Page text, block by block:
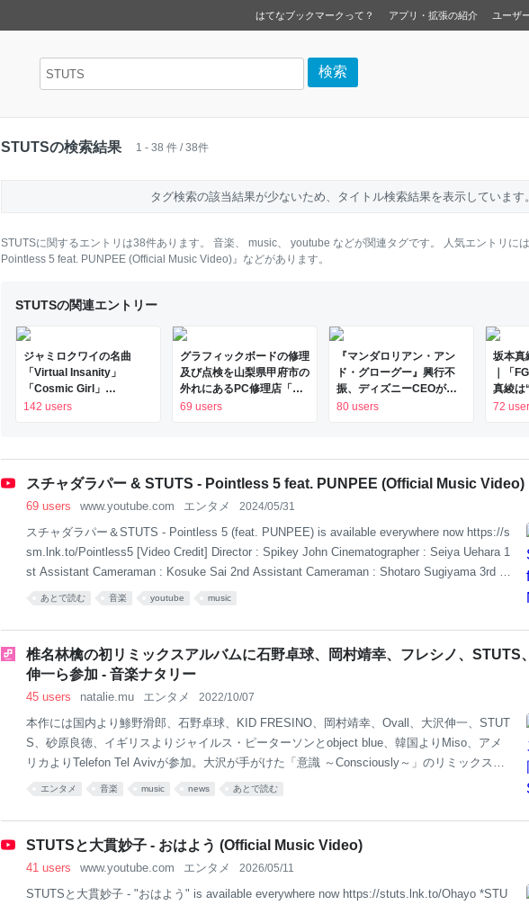
はてなブックマークって？ アプリ・拡張の紹介 ユーザ
STUTSの検索結果 1 - 38 件 / 38件
タグ検索の該当結果が少ないため、タイトル検索結果を表示しています。
STUTSに関するエントリは38件あります。 音楽 music youtube などが関連タグです。 人気エントリには
Pointless 5 feat. PUNPEE (Official Music Video)』 などがあります。
STUTSの関連エントリー
ジャミロクワイの名曲
「Virtual Insanity」
「Cosmic Girl」
「Canned Heat」公式日
て
142 users
グラフィックボードの修理
及び点検を山梨県甲府市の
外れにあるPC修理店「PC
ゴジラ」に依頼したが修理
69 users
『マンダロリアン・アン
ド・グローグー』興行不
振、ディズニーCEOが認
める｜シネマトゥデイ
80 users
坂本真
｜「
真綾は
年の旅
72
スチャダラパー & STUTS - Pointless 5 feat. PUNPEE (Official Music Video)
69 users www.youtube.com エンタメ 2024/05/31
スチャダラパー＆STUTS - Pointless 5 (feat. PUNPEE) is available everywhere now https://s
sm.lnk.to/Pointless5 [Video Credit] Director : Spikey John Cinematographer : Seiya Uehara 1
st Assistant Cameraman : Kosuke Sai 2nd Assistant Cameraman : Shotaro Sugiyama 3rd A
ssistant Cameraman : Masashige Ueno Hair&Makeup : Masaki Takahashi Production Staff :
あとで読む 音楽 youtube music
椎名林檎の初リミックスアルバムに石野卓球、岡村靖幸、フレシノ、STUTS
伸一ら参加 - 音楽ナタリー
45 users natalie.mu エンタメ 2022/10/07
本作には国内より鯵野滑郎、石野卓球、KID FRESINO、岡村靖幸、Ovall、大沢伸一、STUT
S、砂原良徳、イギリスよりジャイルス・ピーターソンとobject blue、韓国よりMiso、アメ
リカよりTelefon Tel Avivが参加。大沢が手がけた「意識 ～Consciously～」のリミックスで
はDaokoがフィーチャーされている。 リリースの発表と合わせてアルバムの特設サイトが本
RSAL MUSIC STORE限定盤の予約を本日より受け付けている。 椎名林檎「百薬の長」トラ
ックリスト／参加アーティスト（※収録順不同）・いとをかし ～toogood～（Ajino Namero B
on Voyage Remix）/ 鯵野滑郎 ・ちちんぷいぷい ～Manipulate the
エンタメ 音楽 music news あとで読む
STUTSと大貫妙子 - おはよう (Official Music Video)
41 users www.youtube.com エンタメ 2026/05/11
STUTSと大貫妙子 - "おはよう" is available everywhere now https://stuts.lnk.to/Ohayo *STU